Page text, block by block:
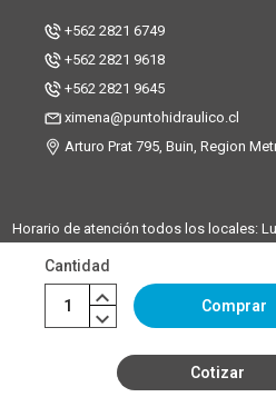
Cantidad
Comprar
Cotizar
+562 2821 6749
+562 2821 9618
+562 2821 9645
ximena@puntohidraulico.cl
Arturo Prat 795, Buin, Region
Horario de atención todos los locales:
Desde octubre hasta febrero,
horas en la sucursal Buin. La
permanecerá cerrada
©Copyright Punto Hidráulico 2026|